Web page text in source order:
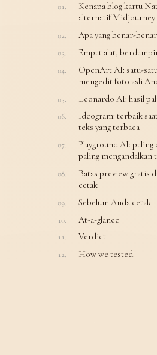
Kenapa blog kartu
alternatif Midjourney
Apa yang benar-
Empat alat,
OpenArt AI: satu-
mengedit foto asli
Leonardo AI: hasil
Ideogram: terbaik
teks yang terbaca
Playground AI: paling
paling mengandalkan
Batas preview gratis
cetak
Sebelum Anda cetak
At-a-glance
Verdict
How we tested